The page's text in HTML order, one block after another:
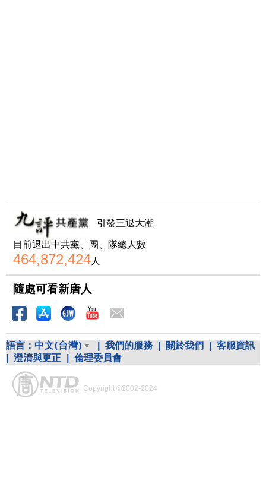
引發三退大潮
目前退出中共黨、團、隊總人數
464,872,424人
隨處可看新唐人
語言： 中文(台灣) 我們的服務 關於我們
客服資訊
澄清與更正 倫理委員會
Copyright ©2002-2024